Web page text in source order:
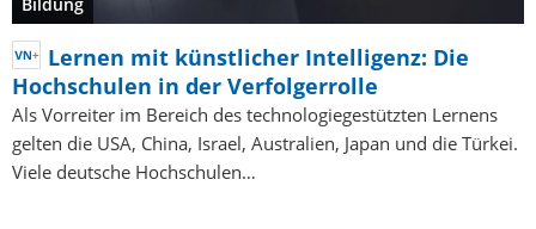
Bildung
Lernen mit künstlicher Intelligenz: Die
Hochschulen in der Verfolgerrolle
Als Vorreiter im Bereich des technologiegestützten Lernens
gelten die USA, China, Israel, Australien, Japan und die Türkei.
Viele deutsche Hochschulen…